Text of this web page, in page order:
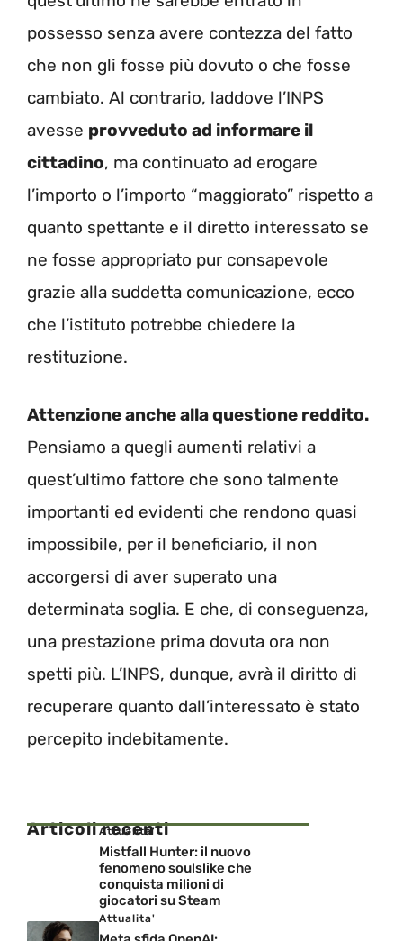
possesso senza avere contezza del fatto
che non gli fosse più dovuto o che fosse
cambiato. Al contrario, laddove l’INPS
avesse provveduto ad informare il
cittadino, ma continuato ad erogare
l’importo o l’importo “maggiorato” rispetto a
quanto spettante e il diretto interessato se
ne fosse appropriato pur consapevole
grazie alla suddetta comunicazione, ecco
che l’istituto potrebbe chiedere la
restituzione.
Attenzione anche alla questione reddito.
Pensiamo a quegli aumenti relativi a
quest’ultimo fattore che sono talmente
importanti ed evidenti che rendono quasi
impossibile, per il beneficiario, il non
accorgersi di aver superato una
determinata soglia. E che, di conseguenza,
una prestazione prima dovuta ora non
spetti più. L’INPS, dunque, avrà il diritto di
recuperare quanto dall’interessato è stato
percepito indebitamente.
Articoli recenti
Attualita'
Mistfall Hunter: il nuovo
fenomeno soulslike che
conquista milioni di
giocatori su Steam
Attualita'